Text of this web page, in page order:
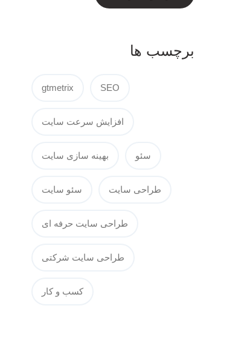
برچسب ها
gtmetrix SEO
افزایش سرعت سایت
بهینه سازی سایت سئو
سئو سایت طراحی سایت
طراحی سایت حرفه ای
طراحی سایت شرکتی
کسب و کار